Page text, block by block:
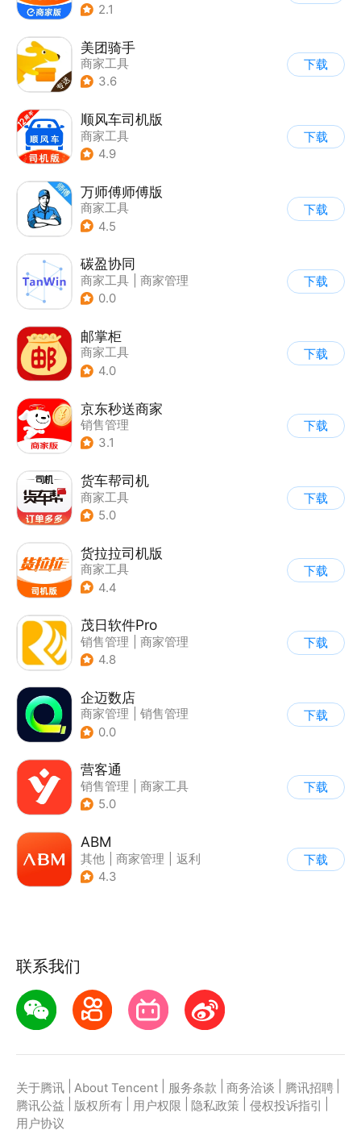
2.1
美团骑手
商家工具
3.6
下载
顺风车司机版
商家工具
4.9
下载
万师傅师傅版
商家工具
4.5
下载
碳盈协同
商家工具
商家管理
0.0
下载
邮掌柜
商家工具
4.0
下载
京东秒送商家
销售管理
3.1
下载
货车帮司机
商家工具
5.0
下载
货拉拉司机版
商家工具
4.4
下载
茂日软件Pro
销售管理
商家管理
4.8
下载
企迈数店
商家管理
销售管理
0.0
下载
营客通
销售管理
商家工具
5.0
下载
ABM
其他 商家管理
返利
| 海淘
4.3
下载
联系我们
关于腾讯 About Tencent 服务条款 商务洽谈 腾讯招聘
腾讯公益
版权所有 用户权限 隐私政策 侵权投诉指引
用户协议